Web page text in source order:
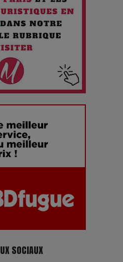
Kazakhstan”, célèbre ses 30
: un désastre écologique en
Photographes de Stars
du précipice
ans d’électro sous les
manquer
SOCIAUX